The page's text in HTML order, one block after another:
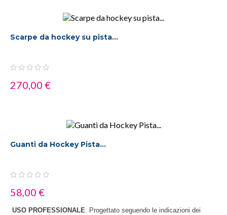
Scarpe da hockey su pista...
270,00 €
Guanti da Hockey Pista...
58,00 €
USO PROFESSIONALE: Progettato seguendo le indicazioni dei